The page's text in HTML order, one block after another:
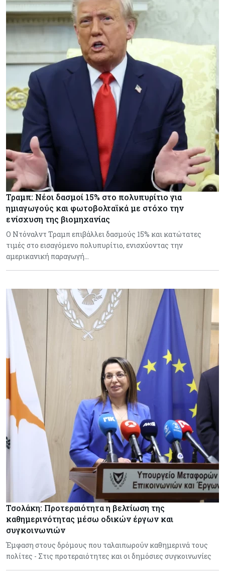
Τραμπ: Νέοι δασμοί 15% στο πολυπυρίτιο για
ημιαγωγούς και φωτοβολταϊκά με στόχο την
ενίσχυση της βιομηχανίας
Ο Ντόναλντ Τραμπ επιβάλλει δασμούς 15% και κατώτατες
τιμές στο εισαγόμενο πολυπυρίτιο, ενισχύοντας την
αμερικανική παραγωγή…
Τσολάκη: Προτεραιότητα η βελτίωση της
καθημερινότητας μέσω οδικών έργων και
συγκοινωνιών
Έμφαση στους δρόμους που ταλαιπωρούν καθημερινά τους
πολίτες - Στις προτεραιότητες και οι δημόσιες συγκοινωνίες